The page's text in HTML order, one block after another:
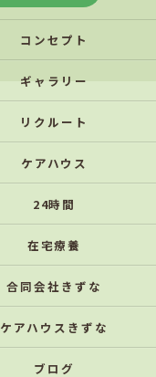
コンセプト
ギャラリー
リクルート
ケアハウス
24時間
在宅療養
合同会社きずな
ケアハウスきずな
ブログ